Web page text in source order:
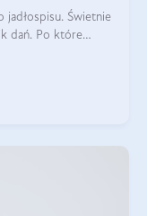
jadłospisu. Świetnie
dań. Po które